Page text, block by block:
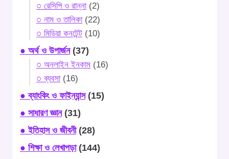
○ রেসিপি ও রান্না(2)
○ নাম ও তালিকা(22)
○ মিডিয়া কনটেন্ট (10)
● অর্থ ও উপার্জন(37)
○ অনলাইন ইনকাম (16)
○ ব্যবসা(16)
● ব্যাংকিং ও ফাইন্যান্স(15)
● সাধারণ জ্ঞান(31)
● ইতিহাস ও জীবনী(28)
● শিক্ষা ও লেখাপড়া(144)